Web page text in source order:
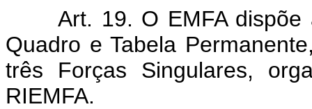
Art. 19. O EMFA dispõe
Quadro e Tabela
três Forças Singulares,
RIEMFA.